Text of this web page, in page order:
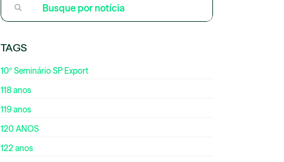
TAGS
10º Seminário SP Export
118 anos
119 anos
120 ANOS
122 anos